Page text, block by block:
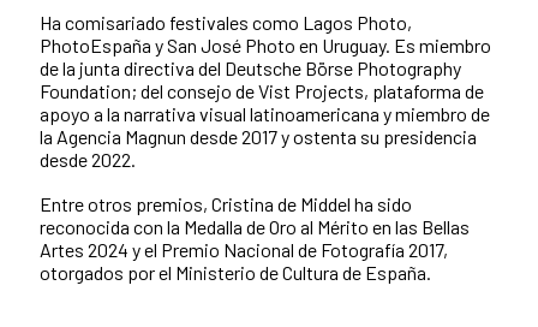
Ha comisariado festivales como Lagos Photo,
PhotoEspaña y San José Photo en Uruguay. Es miembro
de la junta directiva del Deutsche Börse Photography
Foundation; del consejo de Vist Projects, plataforma de
apoyo a la narrativa visual latinoamericana y miembro de
la Agencia Magnun desde 2017 y ostenta su presidencia
desde 2022.
Entre otros premios, Cristina de Middel ha sido
reconocida con la Medalla de Oro al Mérito en las Bellas
Artes 2024 y el Premio Nacional de Fotografía 2017,
otorgados por el Ministerio de Cultura de España.